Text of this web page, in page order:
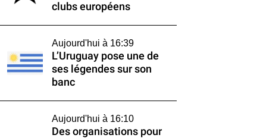
clubs européens
Aujourd'hui à 16:39
L’Uruguay pose une de
ses légendes sur son
banc
Aujourd'hui à 16:10
Des organisations pour